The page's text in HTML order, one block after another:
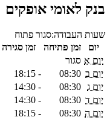
בנק לאומי אופקים
שעות העבודה:סגור פתוח
יום
זמן פתיחה זמן סגירה
יום א סגור
יום ב 08:30
-
18:15
יום ג 08:30
-
14:30
יום ד 08:30
-
14:30
יום ה 08:30
-
18:15